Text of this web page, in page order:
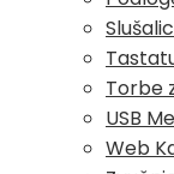
Torbe
USB
Web